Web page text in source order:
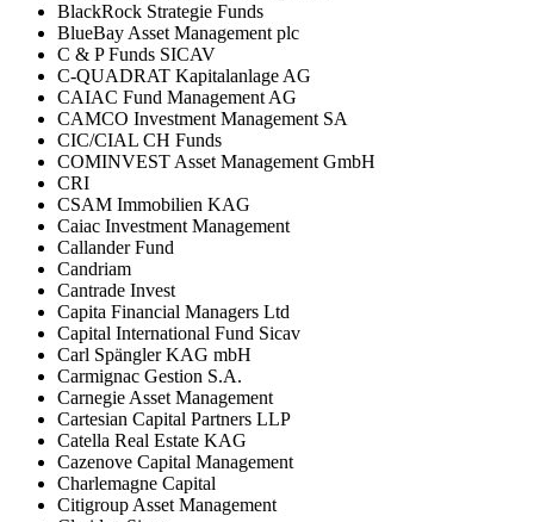
BlackRock Strategie Funds
BlueBay Asset Management plc
C & P Funds SICAV
C-QUADRAT Kapitalanlage AG
CAIAC Fund Management AG
CAMCO Investment Management SA
CIC/CIAL CH Funds
COMINVEST Asset Management GmbH
CRI
CSAM Immobilien KAG
Caiac Investment Management
Callander Fund
Candriam
Cantrade Invest
Capita Financial Managers Ltd
Capital International Fund Sicav
Carl Spängler KAG mbH
Carmignac Gestion S.A.
Carnegie Asset Management
Cartesian Capital Partners LLP
Catella Real Estate KAG
Cazenove Capital Management
Charlemagne Capital
Citigroup Asset Management